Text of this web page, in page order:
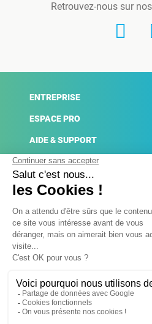
Retrouvez-nous sur
ENTREPRISE
ESPACE PRO
AIDE & SUPPORT
ACTUALITÉS
Mentions
Conditions
Plateforme de